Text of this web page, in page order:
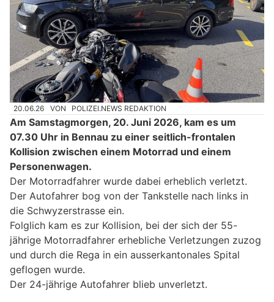
20.06.26 VON POLIZEI.NEWS REDAKTION
Am Samstagmorgen, 20. Juni 2026, kam es um
07.30 Uhr in Bennau zu einer seitlich-frontalen
Kollision zwischen einem Motorrad und einem
Personenwagen.
Der Motorradfahrer wurde dabei erheblich verletzt.
Der Autofahrer bog von der Tankstelle nach links in
die Schwyzerstrasse ein.
Folglich kam es zur Kollision, bei der sich der 55-
jährige Motorradfahrer erhebliche Verletzungen zuzog
und durch die Rega in ein ausserkantonales Spital
geflogen wurde.
Der 24-jährige Autofahrer blieb unverletzt.